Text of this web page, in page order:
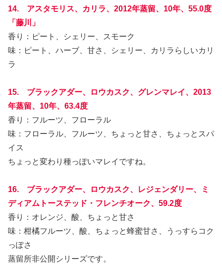
14. アスタモリス、カリラ、2012年蒸留、10年、55.0度
「藤川」
香り：ピート、シェリー、スモーク
味：ピート、ハーブ、甘さ、シェリー、カリラらしいカリ
ラ
15. ブラックアダー、ロウカスク、グレンマレイ、2013
年蒸留、10年、63.4度
香り：フルーツ、フローラル
味：フローラル、フルーツ、ちょっと甘さ、ちょっとスパ
イス
ちょっと変わり種っぽいマレイですね。
16. ブラックアダー、ロウカスク、レジェンダリー、ミ
ディアムトーステッド・フレンチオーク、59.2度
香り：オレンジ、酸、ちょっと甘さ
味：柑橘フルーツ、酸、ちょっと蜂蜜甘さ、うっすらコク
っぽさ
蒸留所非公開シリーズです。